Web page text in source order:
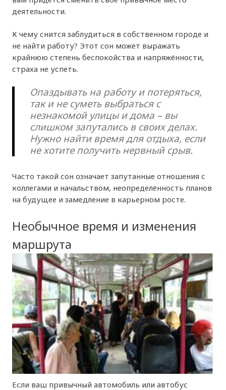
деятельности.
К чему снится заблудиться в собственном городе и
не найти работу? Этот сон может выражать
крайнюю степень беспокойства и напряжённости,
страха не успеть.
Опаздывать на работу и потеряться,
так и не суметь выбраться с
незнакомой улицы и дома – вы
слишком запутались в своих делах.
Нужно найти время для отдыха, если
не хотите получить нервный срыв.
Часто такой сон означает запутанные отношения с
коллегами и начальством, неопределённость планов
на будущее и замедление в карьерном росте.
Необычное время и изменения
маршрута
Если ваш привычный автомобиль или автобус